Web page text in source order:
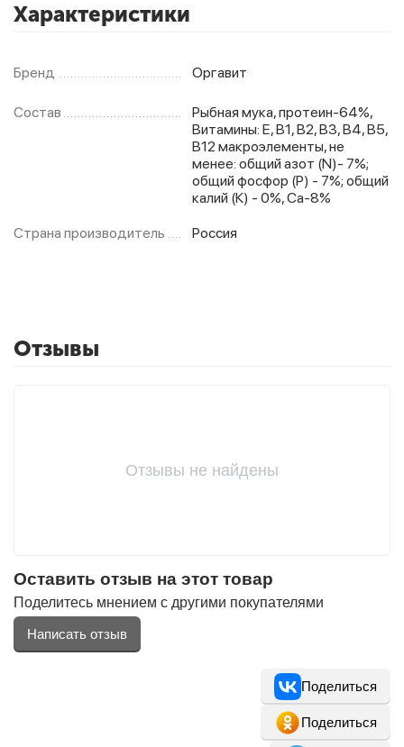
Характеристики
Бренд Оргавит
Состав
Рыбная мука, протеин-64%,
Витамины: Е, В1, В2, В3, В4, В5,
В12 макроэлементы, не
менее: общий азот (N)- 7%;
общий фосфор (Р) - 7%; общий
калий (К) - 0%, Ca-8%
Страна производитель Россия
Отзывы
Отзывы не найдены
Оставить отзыв на этот товар
Поделитесь мнением с другими покупателями
Написать отзыв
Поделиться
Поделиться